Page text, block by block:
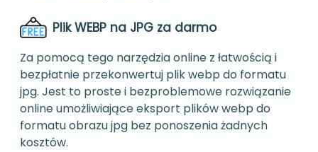
Plik WEBP na JPG za darmo
Za pomocą tego narzędzia online z łatwością i
bezpłatnie przekonwertuj plik webp do formatu
jpg. Jest to proste i bezproblemowe rozwiązanie
online umożliwiające eksport plików webp do
formatu obrazu jpg bez ponoszenia żadnych
kosztów.